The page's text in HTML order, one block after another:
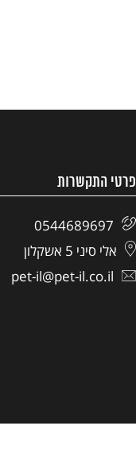
פרטי התקשרות
0544689697
אלי סיני 5 אשקלון
pet-il@pet-il.co.il